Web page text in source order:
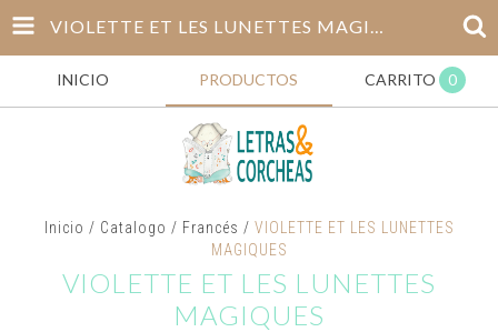
VIOLETTE ET LES LUNETTES MAGIQUES
INICIO PRODUCTOS CARRITO 0
Inicio / Catalogo / Francés / VIOLETTE ET LES LUNETTES
MAGIQUES
VIOLETTE ET LES LUNETTES
MAGIQUES